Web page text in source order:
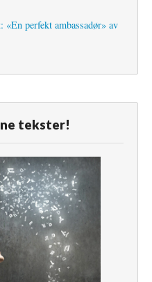
«En perfekt ambassadør» av
tekster!